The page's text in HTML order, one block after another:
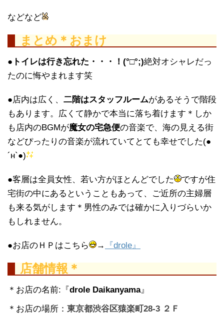
などなど
まとめ＊おまけ
● トイレは行き忘れた・・・！(°□°;)絶対オシャレだっ
たのに悔やまれます笑
●店内は広く、 二階はスタッフルームがあるそうで階段
もあります。広くて静かで本当に落ち着けます＊しか
も店内のBGMが魔女の宅急便の音楽で、海の見える街
などぴったりの音楽が流れていてとても幸せでした(●
´н`●)
●客層は全員女性、若い方がほとんどでした
ですが住
宅街の中にあるということもあって、ご近所の主婦層
も来る気がします＊男性のみでは確かに入りづらいか
もしれません。
●お店のＨＰはこちら → 『drole』
店舗情報＊
＊お店の名前:『drole Daikanyama』
＊お店の場所： 東京都渋谷区猿楽町 28-3 ２Ｆ